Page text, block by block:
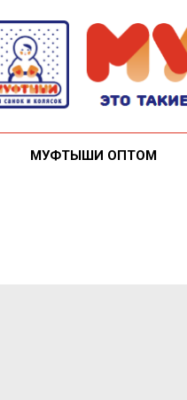
МУФТЫШИ ОПТОМ